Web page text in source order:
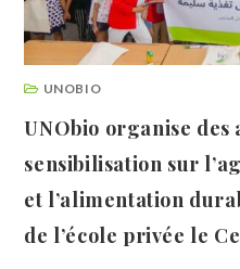
UNOBIO
UNObio organise des
sensibilisation sur
et l’alimentation
de l’école privée le